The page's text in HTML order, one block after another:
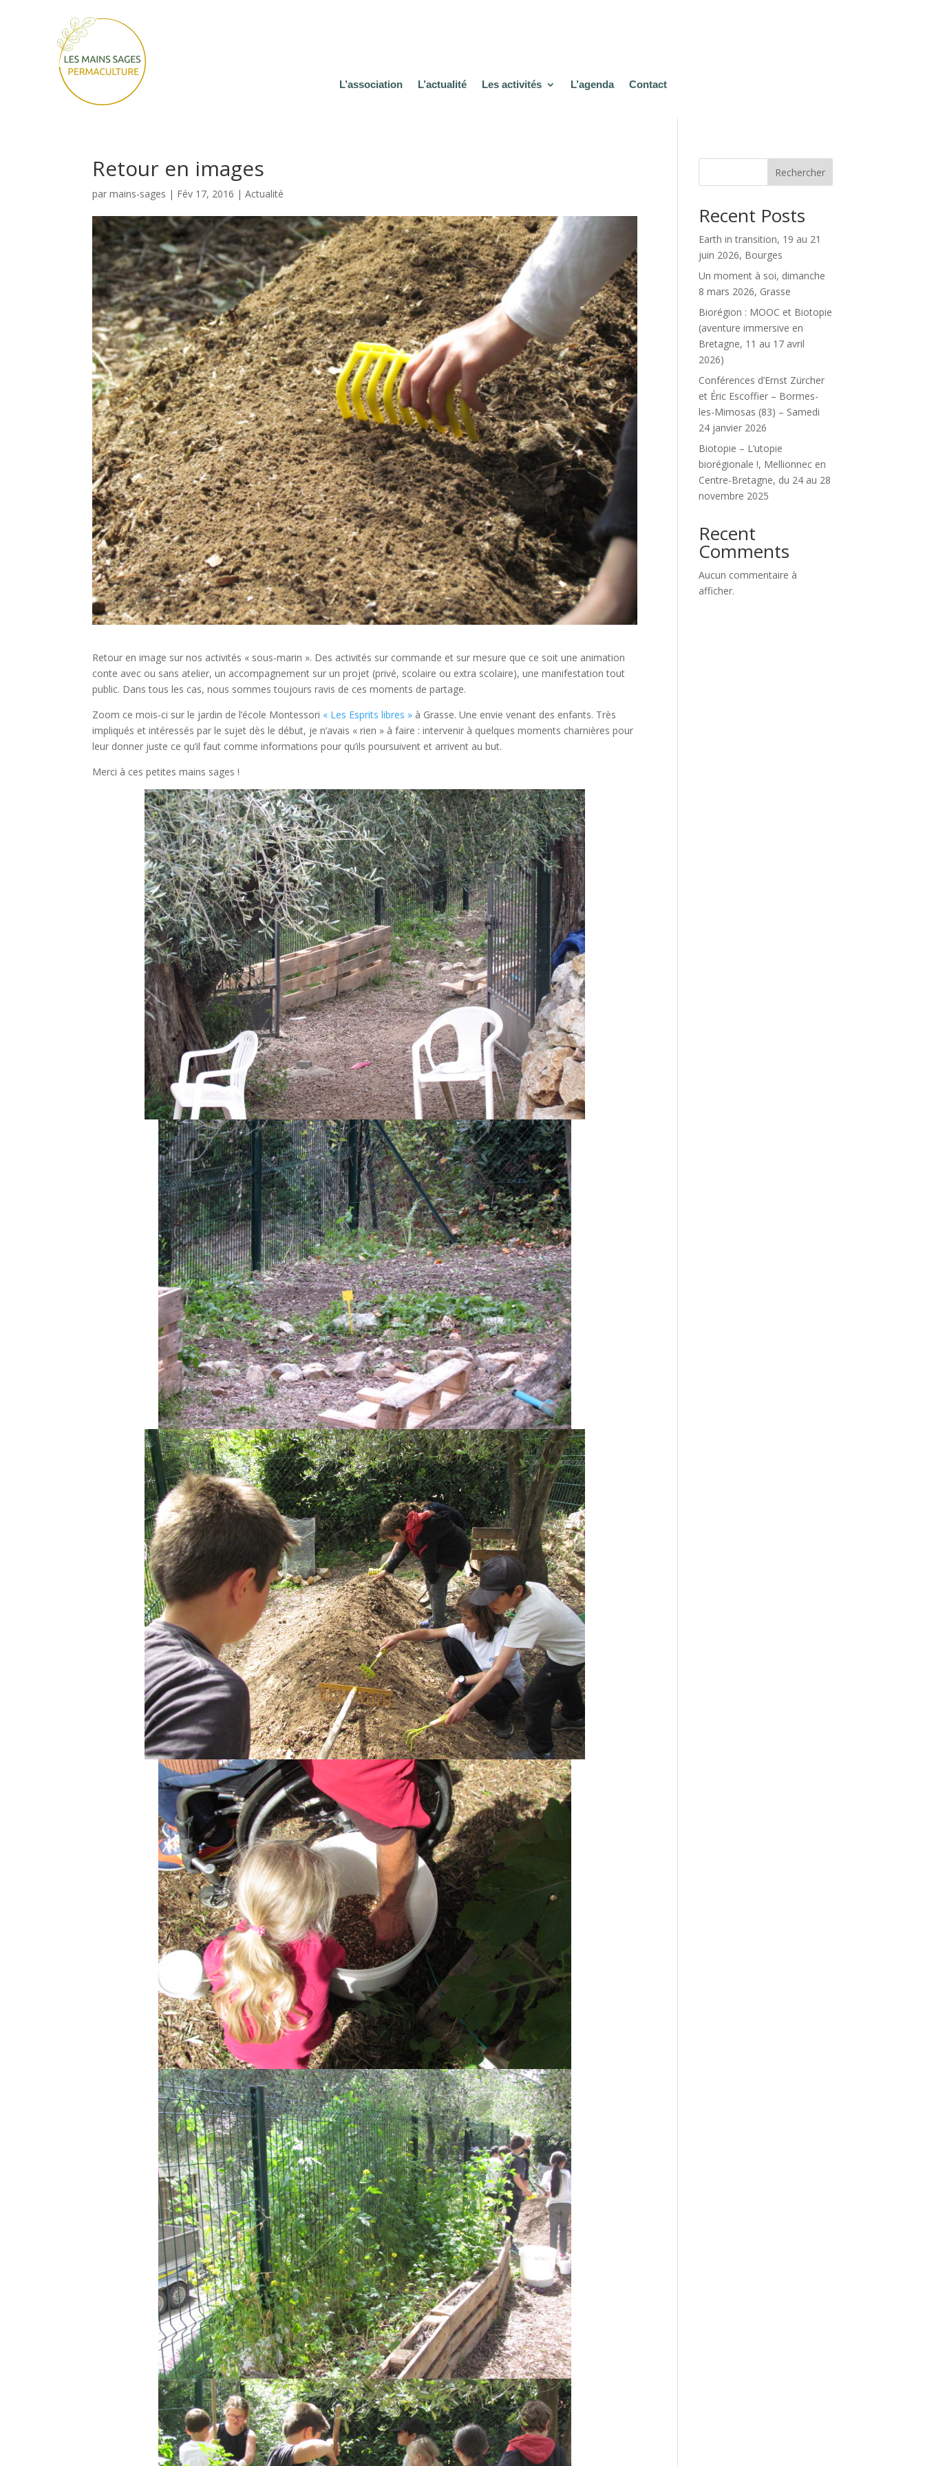
L’association L’actualité Les activités L’agenda Contact
Retour en images
parmains-sages | Fév 17, 2016 |Actualité
Retour en image sur nos activités « sous-marin ». Des activités sur commande et sur mesure que ce soit une animation
conte avec ou sans atelier, un accompagnement sur un projet (privé, scolaire ou extra scolaire), une manifestation tout
public. Dans tous les cas, nous sommes toujours ravis de ces moments de partage.
Zoom ce mois-ci sur le jardin de l’école Montessori « Les Esprits libres » à Grasse. Une envie venant des enfants. Très
impliqués et intéressés par le sujet dès le début, je n’avais « rien » à faire : intervenir à quelques moments charnières pour
leur donner juste ce qu’il faut comme informations pour qu’ils poursuivent et arrivent au but.
Merci à ces petites mains sages !
Rechercher
Recent Posts
Earth in transition, 19 au 21
juin 2026, Bourges
Un moment à soi, dimanche
8 mars 2026, Grasse
Biorégion : MOOC et Biotopie
(aventure immersive en
Bretagne, 11 au 17 avril
2026)
Conférences d’Ernst Zürcher
et Éric Escoffier – Bormes-
les-Mimosas (83) – Samedi
24 janvier 2026
Biotopie – L’utopie
biorégionale !, Mellionnec en
Centre-Bretagne, du 24 au 28
novembre 2025
Recent
Comments
Aucun commentaire à
afficher.